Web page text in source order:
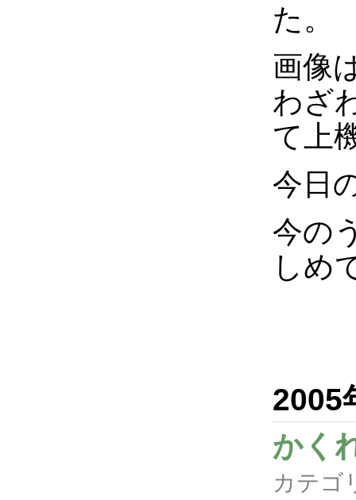
た。
画像
わざ
て上
今日
今の
しめ
2005
かく
カテゴ